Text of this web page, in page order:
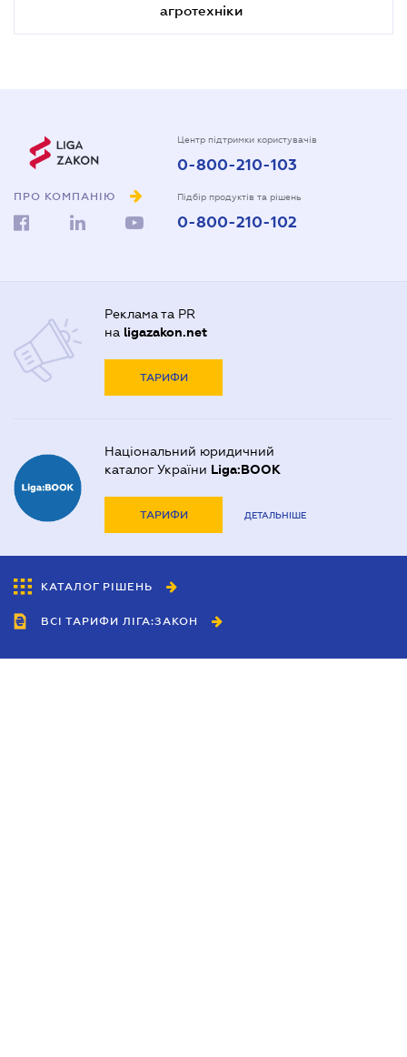
агротехніки
ПРО КОМПАНІЮ
Центр підтримки користувачів
0-800-210-103
Підбір продуктів та рішень
0-800-210-102
Реклама та PR
на ligazakon.net
ТАРИФИ
Національний юридичний
каталог України Liga:BOOK
ТАРИФИ ДЕТАЛЬНІШЕ
КАТАЛОГ РІШЕНЬ
ВСІ ТАРИФИ ЛІГА:ЗАКОН